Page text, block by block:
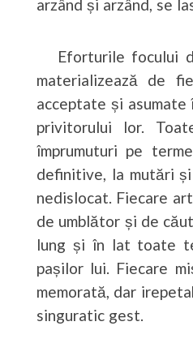
arzând și arzând, se
Eforturile focului
materializează de
acceptate și
privitorului lor.
împrumuturi pe
definitive, la mutări
nedislocat. Fiecare
de umblător și de
lung și în lat toate
pașilor lui. Fiecare
memorată, dar
singuratic gest.